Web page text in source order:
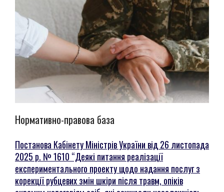
Нормативно-правова база
Постанова Кабінету Міністрів України від 26 листопада
2025 р. № 1610 “Деякі питання реалізації
експериментального проекту щодо надання послуг з
корекції рубцевих змін шкіри після травм, опіків